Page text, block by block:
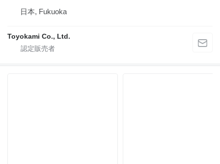
日本, Fukuoka
Toyokami Co., Ltd.